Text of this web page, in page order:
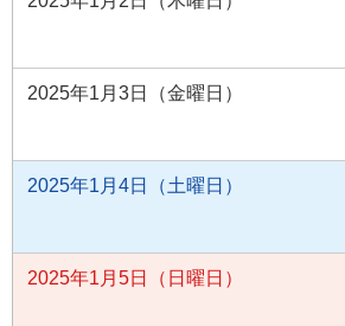
2025年1月3日（金曜日）
2025年1月4日（土曜日）
2025年1月5日（日曜日）